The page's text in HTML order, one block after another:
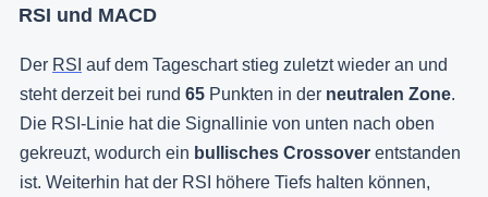
RSI und MACD
Der RSI auf dem Tageschart stieg zuletzt wieder an und
steht derzeit bei rund 65 Punkten in der neutralen Zone.
Die RSI-Linie hat die Signallinie von unten nach oben
gekreuzt, wodurch ein bullisches Crossover entstanden
ist. Weiterhin hat der RSI höhere Tiefs halten können,